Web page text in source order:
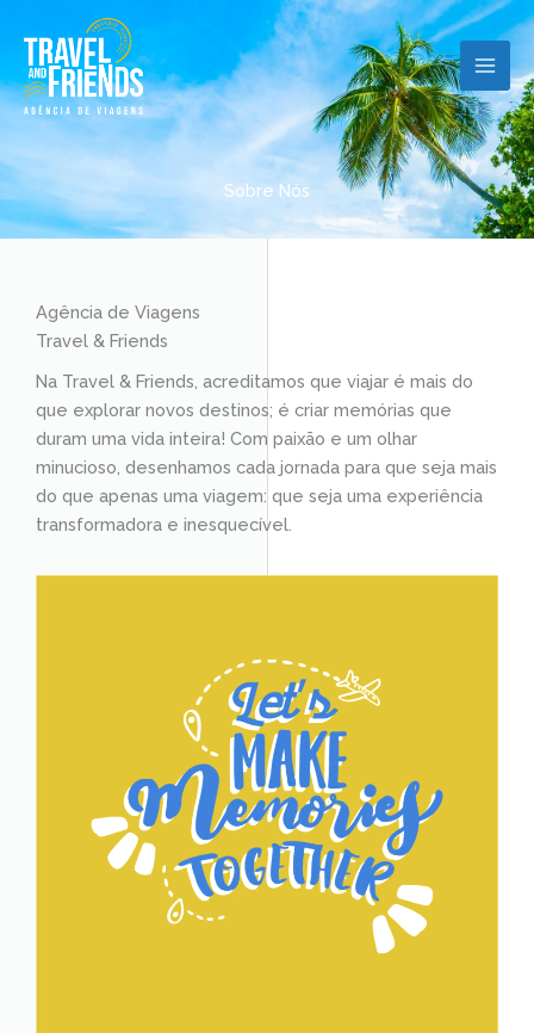
content
Sobre Nós
Agência de Viagens
Travel & Friends
Na Travel & Friends, acreditamos que viajar é mais do
que explorar novos destinos; é criar memórias que
duram uma vida inteira! Com paixão e um olhar
minucioso, desenhamos cada jornada para que seja mais
do que apenas uma viagem: que seja uma experiência
transformadora e inesquecível.